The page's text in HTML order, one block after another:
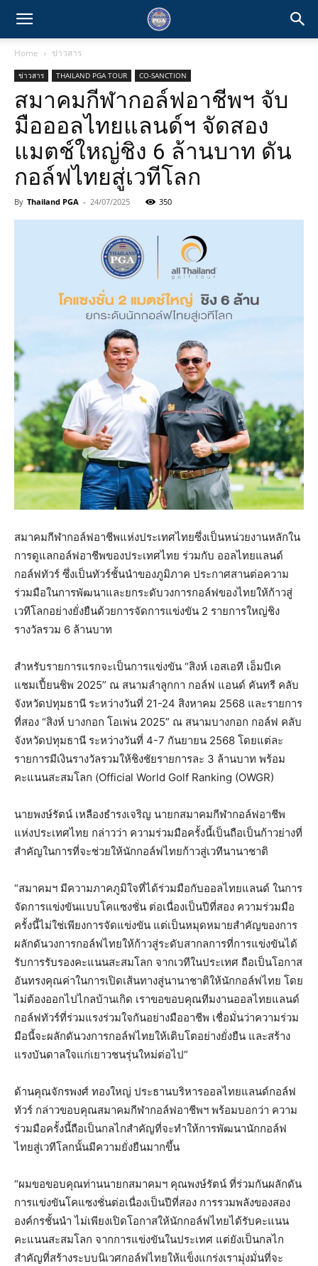
Home ข่าวสาร
ข่าวสาร THAILAND PGA TOUR CO-SANCTION
สมาคมกีฬากอล์ฟอาชีพฯ จับ
มือออลไทยแลนด์ฯ จัดสอง
แมตช์ใหญ่ชิง 6 ล้านบาท ดัน
กอล์ฟไทยสู่เวทีโลก
By Thailand PGA - 24/07/2025 350
สมาคมกีฬากอล์ฟอาชีพแห่งประเทศไทยซึ่งเป็นหน่วยงานหลักใน
การดูแลกอล์ฟอาชีพของประเทศไทย ร่วมกับ ออลไทยแลนด์
กอล์ฟทัวร์ ซึ่งเป็นทัวร์ชั้นนำของภูมิภาค ประกาศสานต่อความ
ร่วมมือในการพัฒนาและยกระดับวงการกอล์ฟของไทยให้ก้าวสู่
เวทีโลกอย่างยั่งยืนด้วยการจัดการแข่งขัน 2 รายการใหญ่ชิง
รางวัลรวม 6 ล้านบาท
สำหรับรายการแรกจะเป็นการแข่งขัน “สิงห์ เอสเอที เอ็มบีเค
แชมเปี้ยนชิพ 2025” ณ สนามลำลูกกา กอล์ฟ แอนด์ คันทรี คลับ
จังหวัดปทุมธานี ระหว่างวันที่ 21-24 สิงหาคม 2568 และรายการ
ที่สอง “สิงห์ บางกอก โอเพ่น 2025” ณ สนามบางกอก กอล์ฟ คลับ
จังหวัดปทุมธานี ระหว่างวันที่ 4-7 กันยายน 2568 โดยแต่ละ
รายการมีเงินรางวัลรวมให้ชิงชัยรายการละ 3 ล้านบาท พร้อม
คะแนนสะสมโลก (Official World Golf Ranking (OWGR)
นายพงษ์รัตน์ เหลืองธำรงเจริญ นายกสมาคมกีฬากอล์ฟอาชีพ
แห่งประเทศไทย กล่าวว่า ความร่วมมือครั้งนี้เป็นถือเป็นก้าวย่างที่
สำคัญในการที่จะช่วยให้นักกอล์ฟไทยก้าวสู่เวทีนานาชาติ
“สมาคมฯ มีความภาคภูมิใจที่ได้ร่วมมือกับออลไทยแลนด์ ในการ
จัดการแข่งขันแบบโคแซงชั่น ต่อเนื่องเป็นปีที่สอง ความร่วมมือ
ครั้งนี้ไม่ใช่เพียงการจัดแข่งขัน แต่เป็นหมุดหมายสำคัญของการ
ผลักดันวงการกอล์ฟไทยให้ก้าวสู่ระดับสากลการที่การแข่งขันได้
รับการรับรองคะแนนสะสมโลก จากเวทีในประเทศ ถือเป็นโอกาส
อันทรงคุณค่าในการเปิดเส้นทางสู่นานาชาติให้นักกอล์ฟไทย โดย
ไม่ต้องออกไปไกลบ้านเกิด เราขอขอบคุณทีมงานออลไทยแลนด์
กอล์ฟทัวร์ที่ร่วมแรงร่วมใจกันอย่างมืออาชีพ เชื่อมั่นว่าความร่วม
มือนี้จะผลักดันวงการกอล์ฟไทยให้เติบโตอย่างยั่งยืน และสร้าง
แรงบันดาลใจแก่เยาวชนรุ่นใหม่ต่อไป”
ด้านคุณจักรพงศ์ ทองใหญ่ ประธานบริหารออลไทยแลนด์กอล์ฟ
ทัวร์ กล่าวขอบคุณสมาคมกีฬากอล์ฟอาชีพฯ พร้อมบอกว่า ความ
ร่วมมือครั้งนี้ถือเป็นกลไกสำคัญที่จะทำให้การพัฒนานักกอล์ฟ
ไทยสู่เวทีโลกนั้นมีความยั่งยืนมากขึ้น
“ผมขอขอบคุณท่านนายกสมาคมฯ คุณพงษ์รัตน์ ที่ร่วมกันผลักดัน
การแข่งขันโคแซงชั่นต่อเนื่องเป็นปีที่สอง การรวมพลังของสอง
องค์กรชั้นนำ ไม่เพียงเปิดโอกาสให้นักกอล์ฟไทยได้รับคะแนน
คะแนนสะสมโลก จากการแข่งขันในประเทศ แต่ยังเป็นกลไก
สำคัญที่สร้างระบบนิเวศกอล์ฟไทยให้แข็งแกร่งเรามุ่งมั่นที่จะ